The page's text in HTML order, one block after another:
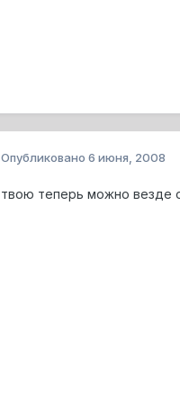
Опубликовано 6 июня, 2008
твою теперь можно везде